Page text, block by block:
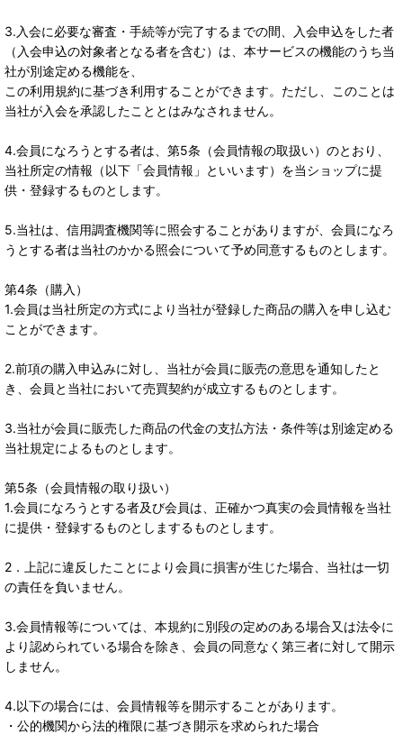
3.入会に必要な審査・手続等が完了するまでの間、入会申込をした者
（入会申込の対象者となる者を含む）は、本サービスの機能のうち当
社が別途定める機能を、
この利用規約に基づき利用することができます。ただし、このことは
当社が入会を承認したこととはみなされません。
4.会員になろうとする者は、第5条（会員情報の取扱い）のとおり、
当社所定の情報（以下「会員情報」といいます）を当ショップに提
供・登録するものとします。
5.当社は、信用調査機関等に照会することがありますが、会員になろ
うとする者は当社のかかる照会について予め同意するものとします。
第4条（購入）
1.会員は当社所定の方式により当社が登録した商品の購入を申し込む
ことができます。
2.前項の購入申込みに対し、当社が会員に販売の意思を通知したと
き、会員と当社において売買契約が成立するものとします。
3.当社が会員に販売した商品の代金の支払方法・条件等は別途定める
当社規定によるものとします。
第5条（会員情報の取り扱い）
1.会員になろうとする者及び会員は、正確かつ真実の会員情報を当社
に提供・登録するものとしまするものとします。
2．上記に違反したことにより会員に損害が生じた場合、当社は一切
の責任を負いません。
3.会員情報等については、本規約に別段の定めのある場合又は法令に
より認められている場合を除き、会員の同意なく第三者に対して開示
しません。
4.以下の場合には、会員情報等を開示することがあります。
・公的機関から法的権限に基づき開示を求められた場合